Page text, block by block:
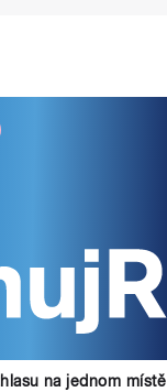
na jednom místě